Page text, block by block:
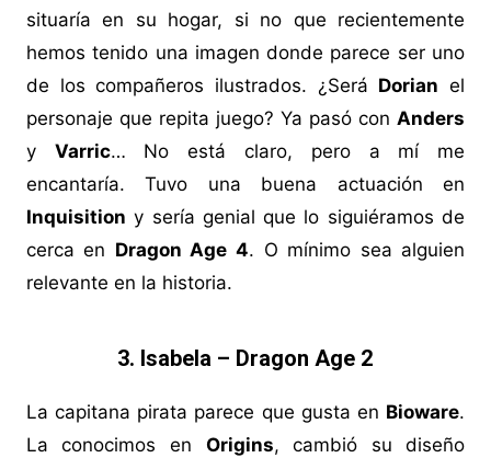
situaría en su hogar, si no que recientemente
hemos tenido una imagen donde parece ser uno
de los compañeros ilustrados. ¿Será Dorian el
personaje que repita juego? Ya pasó conAnders
y Varric… No está claro, pero a mí me
encantaría. Tuvo una buena actuación en
Inquisition y sería genial que lo siguiéramos de
cerca en Dragon Age 4. O mínimo sea alguien
relevante en la historia.
3. Isabela – Dragon Age 2
La capitana pirata parece que gusta en Bioware.
La conocimos en Origins, cambió su diseño